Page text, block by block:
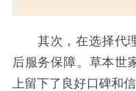
其次，在选择代理
后服务保障。草本世
上留下了良好口碑和